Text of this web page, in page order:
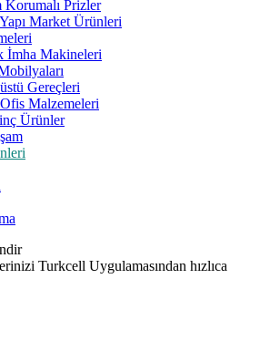
Korumalı Prizler
Market Ürünleri
İmha Makineleri
Gereçleri
Malzemeleri
Ürünler
Turkcell Uygulamasından hızlıca